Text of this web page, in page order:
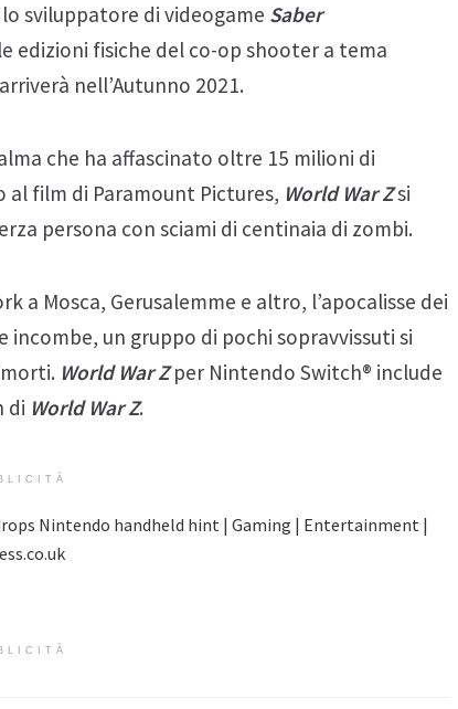
sviluppatore di videogame Saber
edizioni fisiche del co-op shooter a tema
nell’Autunno 2021.
che ha affascinato oltre 15 milioni di
film di Paramount Pictures, World War Zsi
persona con sciami di centinaia di zombi.
a Mosca, Gerusalemme e altro, l’apocalisse dei
un gruppo di pochi sopravvissuti si
World War Zper Nintendo Switch® include
di World War Z.